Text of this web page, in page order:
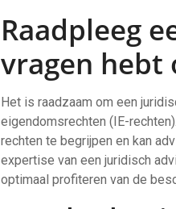
Raadpleeg
vragen hebt
Het is raadzaam om een
eigendomsrechten (IE-
rechten te begrijpen en kan
expertise van een juridisch
optimaal profiteren van de